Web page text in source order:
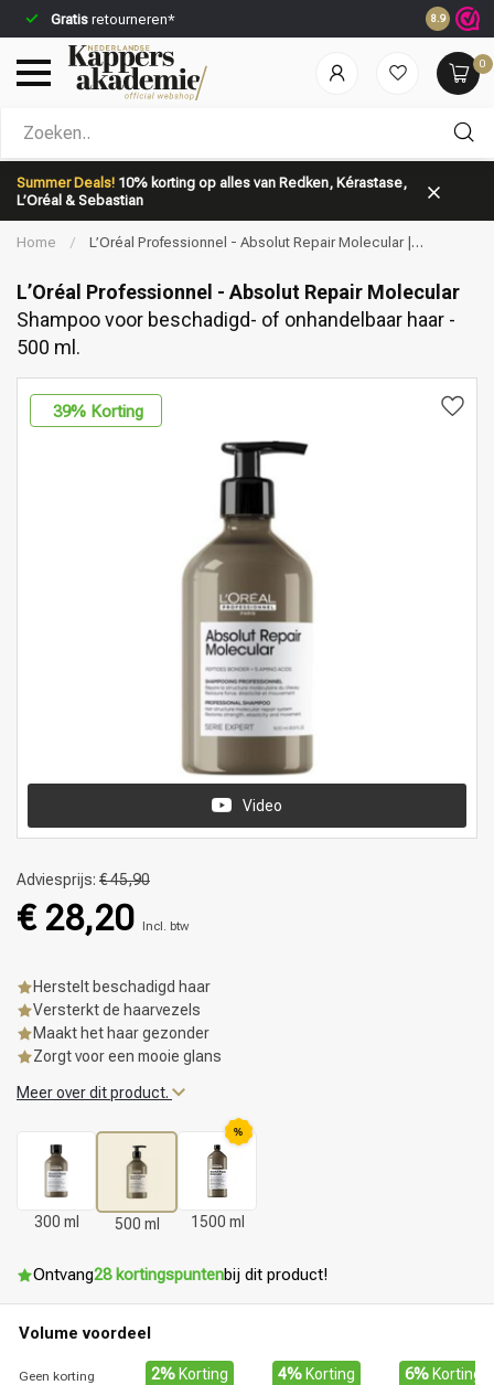
Gratis retourneren* Voor
8.9
0
Summer Deals! 10% korting op alles van Redken, Kérastase,
L’Oréal & Sebastian
Welke categorie ben jij naar op zoek?
Merken
Home /
L’Oréal Professionnel - Absolut Repair Molecular |
L’Oréal Professionnel - Absolut Repair Molecular
Shampoo voor beschadigd- of onhandelbaar haar -
500 ml.
39% Korting
Video
Adviesprijs: € 45,90
€ 28,20 Incl. btw
Herstelt beschadigd haar
Versterkt de haarvezels
Maakt het haar gezonder
Zorgt voor een mooie glans
Meer over dit product.
300 ml 500 ml
%
1500 ml
Ontvang28 kortingspuntenbij dit product!
Volume voordeel
Geen korting 2% Korting 4% Korting 6% Korting